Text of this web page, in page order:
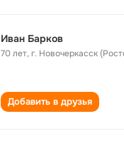
Иван Барков
70 лет,г. Новочеркасск
Добавить в друзья